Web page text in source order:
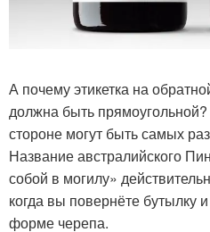
А почему этикетка на
должна быть прямоугольной?
стороне могут быть самых
Название австралийского
собой в могилу»
когда вы повернёте бутылку
форме черепа.